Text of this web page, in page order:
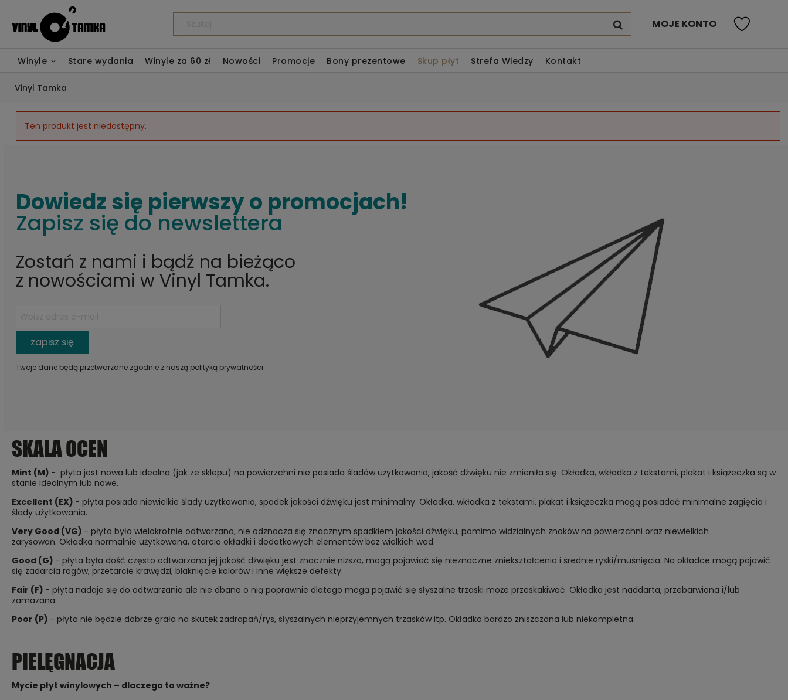
MOJE KONTO
Winyle Stare wydania Winyle za 60 zł Nowości Promocje Bony prezentowe Skup płyt Strefa Wiedzy Kontakt
Vinyl Tamka
Ten produkt jest niedostępny.
Dowiedz się pierwszy o promocjach!
Zapisz się do newslettera
Zostań z nami i bądź na bieżąco
z nowościami w Vinyl Tamka.
zapisz się
Twoje dane będą przetwarzane zgodnie z naszą polityką prywatności
SKALA OCEN
Mint (M) - płyta jest nowa lub idealna (jak ze sklepu) na powierzchni nie posiada śladów użytkowania, jakość dźwięku nie zmieniła się. Okładka, wkładka z tekstami, plakat i książeczka są w
stanie idealnym lub nowe.
Excellent (EX) - płyta posiada niewielkie ślady użytkowania, spadek jakości dźwięku jest minimalny. Okładka, wkładka z tekstami, plakat i książeczka mogą posiadać minimalne zagięcia i
ślady użytkowania.
Very Good (VG) - płyta była wielokrotnie odtwarzana, nie odznacza się znacznym spadkiem jakości dźwięku, pomimo widzialnych znaków na powierzchni oraz niewielkich
zarysowań. Okładka normalnie użytkowana, otarcia okładki i dodatkowych elementów bez wielkich wad.
Good (G) - płyta była dość często odtwarzana jej jakość dźwięku jest znacznie niższa, mogą pojawiać się nieznaczne zniekształcenia i średnie ryski/muśnięcia. Na okładce mogą pojawić
się zadarcia rogów, przetarcie krawędzi, blaknięcie kolorów i inne większe defekty.
Fair (F) - płyta nadaje się do odtwarzania ale nie dbano o nią poprawnie dlatego mogą pojawić się słyszalne trzaski może przeskakiwać. Okładka jest naddarta, przebarwiona i/lub
zamazana.
Poor (P) - płyta nie będzie dobrze grała na skutek zadrapań/rys, słyszalnych nieprzyjemnych trzasków itp. Okładka bardzo zniszczona lub niekompletna.
PIELĘGNACJA
Mycie płyt winylowych – dlaczego to ważne?